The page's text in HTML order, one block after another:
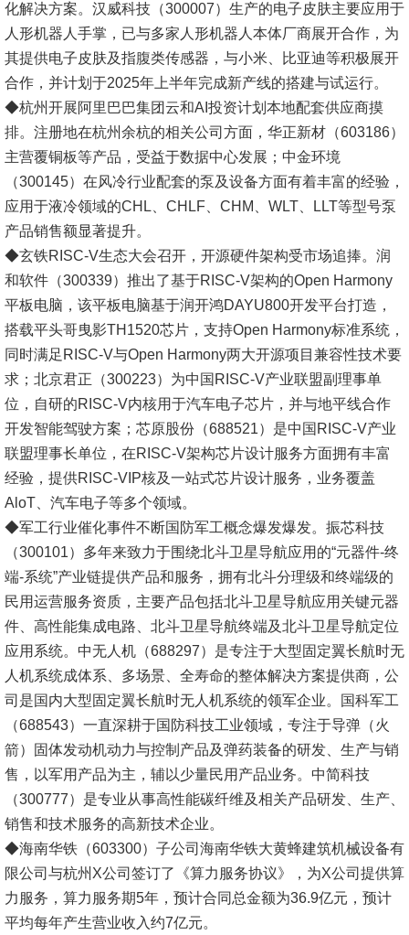
化解决方案。汉威科技（300007）生产的电子皮肤主要应用于
人形机器人手掌，已与多家人形机器人本体厂商展开合作，为
其提供电子皮肤及指腹类传感器，与小米、比亚迪等积极展开
合作，并计划于2025年上半年完成新产线的搭建与试运行。
◆杭州开展阿里巴巴集团云和AI投资计划本地配套供应商摸
排。注册地在杭州余杭的相关公司方面，华正新材（603186）
主营覆铜板等产品，受益于数据中心发展；中金环境
（300145）在风冷行业配套的泵及设备方面有着丰富的经验，
应用于液冷领域的CHL、CHLF、CHM、WLT、LLT等型号泵
产品销售额显著提升。
◆玄铁RISC-V生态大会召开，开源硬件架构受市场追捧。润
和软件（300339）推出了基于RISC-V架构的Open Harmony
平板电脑，该平板电脑基于润开鸿DAYU800开发平台打造，
搭载平头哥曳影TH1520芯片，支持Open Harmony标准系统，
同时满足RISC-V与Open Harmony两大开源项目兼容性技术要
求；北京君正（300223）为中国RISC-V产业联盟副理事单
位，自研的RISC-V内核用于汽车电子芯片，并与地平线合作
开发智能驾驶方案；芯原股份（688521）是中国RISC-V产业
联盟理事长单位，在RISC-V架构芯片设计服务方面拥有丰富
经验，提供RISC-VIP核及一站式芯片设计服务，业务覆盖
AloT、汽车电子等多个领域。
◆军工行业催化事件不断国防军工概念爆发爆发。振芯科技
（300101）多年来致力于围绕北斗卫星导航应用的“元器件-终
端-系统”产业链提供产品和服务，拥有北斗分理级和终端级的
民用运营服务资质，主要产品包括北斗卫星导航应用关键元器
件、高性能集成电路、北斗卫星导航终端及北斗卫星导航定位
应用系统。中无人机（688297）是专注于大型固定翼长航时无
人机系统成体系、多场景、全寿命的整体解决方案提供商，公
司是国内大型固定翼长航时无人机系统的领军企业。国科军工
（688543）一直深耕于国防科技工业领域，专注于导弹（火
箭）固体发动机动力与控制产品及弹药装备的研发、生产与销
售，以军用产品为主，辅以少量民用产品业务。中简科技
（300777）是专业从事高性能碳纤维及相关产品研发、生产、
销售和技术服务的高新技术企业。
◆海南华铁（603300）子公司海南华铁大黄蜂建筑机械设备有
限公司与杭州X公司签订了《算力服务协议》，为X公司提供算
力服务，算力服务期5年，预计合同总金额为36.9亿元，预计
平均每年产生营业收入约7亿元。